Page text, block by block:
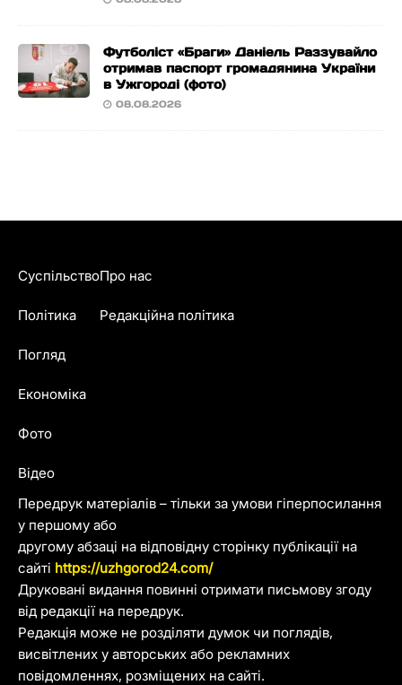
Футболіст «Браги» Даніель Раззувайло
отримав паспорт громадянина України
в Ужгороді (фото)
08.08.2026
Передрук матеріалів – тільки за умови гіперпосилання
у першому або
другому абзаці на відповідну сторінку публікації на
сайті https://uzhgorod24.com/
Друковані видання повинні отримати письмову згоду
від редакції на передрук.
Редакція може не розділяти думок чи поглядів,
висвітлених у авторських або рекламних
повідомленнях, розміщених на сайті.
Суспільство
Політика
Погляд
Економіка
Фото
Відео
Про нас
Редакційна політика